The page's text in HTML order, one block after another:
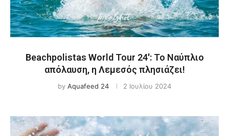
Beachpolistas World Tour 24′: Το Ναύπλιο
απόλαυση, η Λεμεσός πλησιάζει!
by Aquafeed 24 2 Ιουλίου 2024